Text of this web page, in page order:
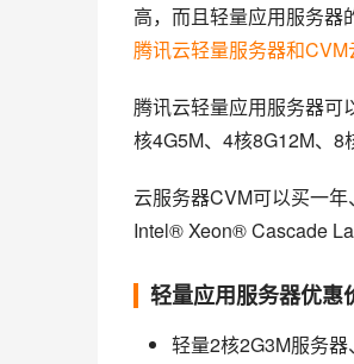
高，而且轻量应用服务
腾讯云轻量服务器和
腾讯云轻量应用服务器可
核4G5M、4核8G12M、8
云服务器CVM可以买一
Intel® Xeon® Cascade
轻量应用服务器优惠
轻量2核2G3M服务